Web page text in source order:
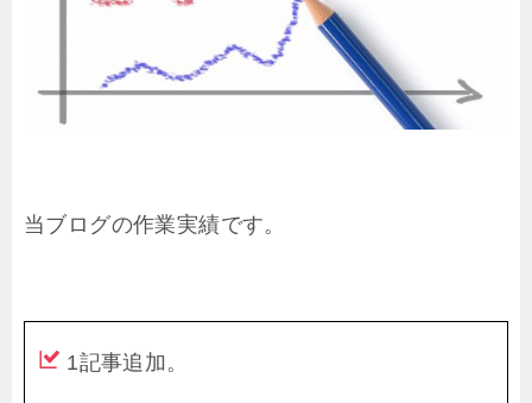
当ブログの作業実績です。
1記事追加。